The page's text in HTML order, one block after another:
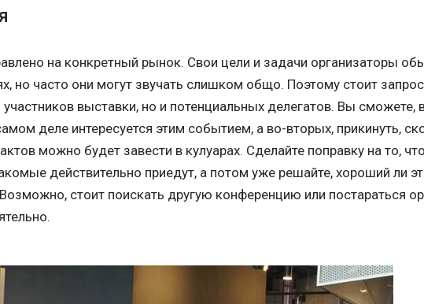
на конкретный рынок. Свои цели и задачи организаторы
но часто они могут звучать слишком общо. Поэтому стоит
выставки, но и потенциальных делегатов. Вы сможете,
деле интересуется этим событием, а во-вторых, прикинуть,
можно будет завести в кулуарах. Сделайте поправку на то,
действительно приедут, а потом уже решайте, хороший ли
стоит поискать другую конференцию или постараться